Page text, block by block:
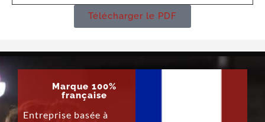
Télécharger le PDF
Marque 100%
française
Entreprise basée à